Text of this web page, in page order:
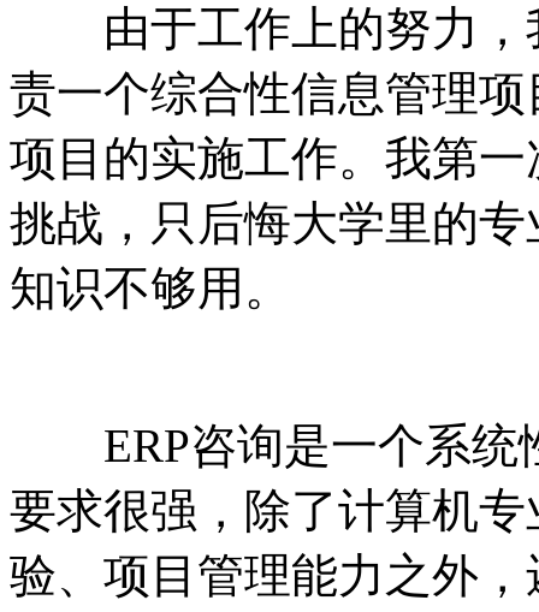
由于工作上的努力，
责一个综合性信息管理
项目的实施工作。我第
挑战，只后悔大学里的
知识不够用。
ERP咨询是一个系统
要求很强，除了计算机
验、项目管理能力之外